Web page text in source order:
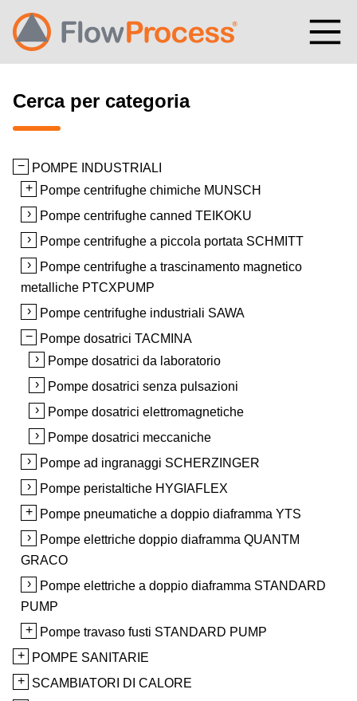
Cerca per categoria
POMPE INDUSTRIALI
Pompe centrifughe chimiche MUNSCH
Pompe centrifughe canned TEIKOKU
Pompe centrifughe a piccola portata SCHMITT
Pompe centrifughe a trascinamento magnetico
metalliche PTCXPUMP
Pompe centrifughe industriali SAWA
Pompe dosatrici TACMINA
Pompe dosatrici da laboratorio
Pompe dosatrici senza pulsazioni
Pompe dosatrici elettromagnetiche
Pompe dosatrici meccaniche
Pompe ad ingranaggi SCHERZINGER
Pompe peristaltiche HYGIAFLEX
Pompe pneumatiche a doppio diaframma YTS
Pompe elettriche doppio diaframma QUANTM
GRACO
Pompe elettriche a doppio diaframma STANDARD
PUMP
Pompe travaso fusti STANDARD PUMP
POMPE SANITARIE
SCAMBIATORI DI CALORE